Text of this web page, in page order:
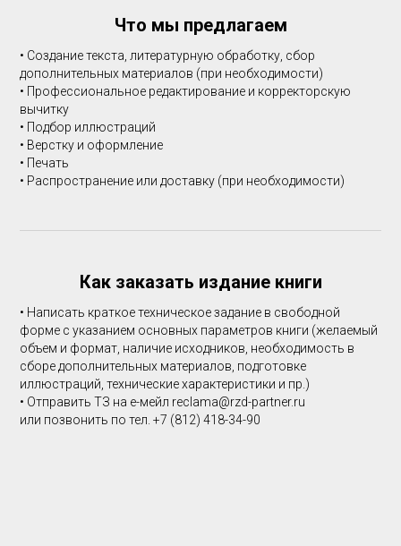
Что мы предлагаем
• Создание текста, литературную обработку, сбор
дополнительных материалов (при необходимости)
• Профессиональное редактирование и корректорскую
вычитку
• Подбор иллюстраций
• Верстку и оформление
• Печать
• Распространение или доставку (при необходимости)
Как заказать издание книги
• Написать краткое техническое задание в свободной
форме с указанием основных параметров книги (желаемый
объем и формат, наличие исходников, необходимость в
сборе дополнительных материалов, подготовке
иллюстраций, технические характеристики и пр.)
• Отправить ТЗ на е-мейл reclama@rzd-partner.ru
или позвонить по тел. +7 (812) 418-34-90